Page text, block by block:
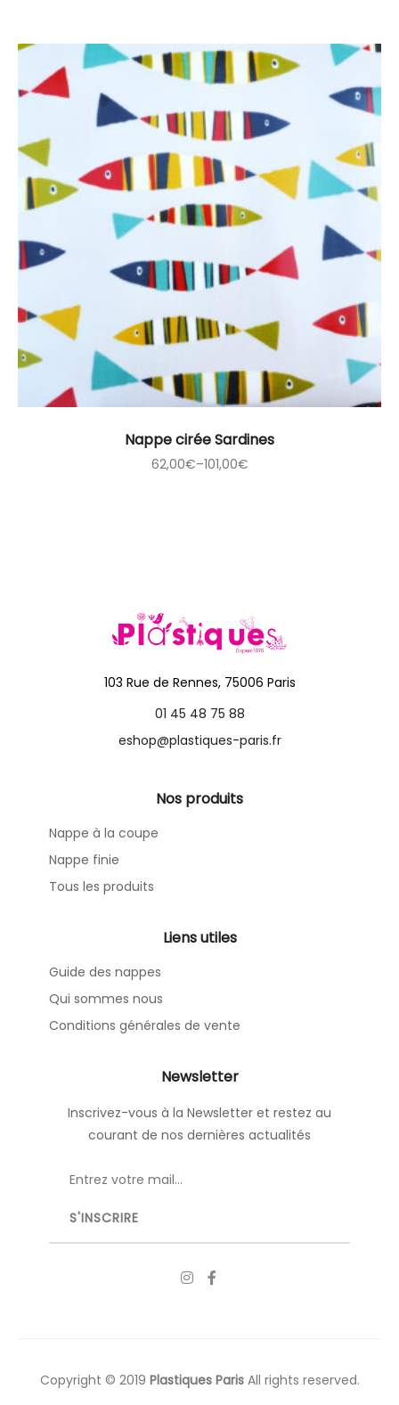
Nappe cirée Sardines
62,00€–101,00€
103 Rue de Rennes, 75006 Paris
01 45 48 75 88
eshop@plastiques-paris.fr
Nos produits
Nappe à la coupe
Nappe finie
Tous les produits
Liens utiles
Guide des nappes
Qui sommes nous
Conditions générales de vente
Newsletter
Inscrivez-vous à la Newsletter et restez au
courant de nos dernières actualités
Copyright © 2019 Plastiques ParisAll rights reserved.